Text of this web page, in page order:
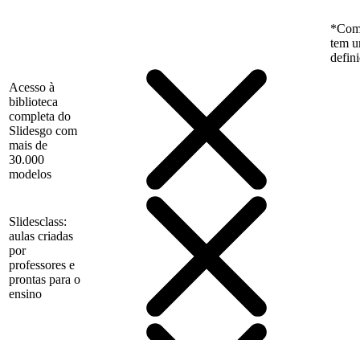
tem
Acesso à
biblioteca
completa do
Slidesgo com
mais de
30.000
modelos
Slidesclass:
aulas criadas
por
professores e
prontas para o
ensino